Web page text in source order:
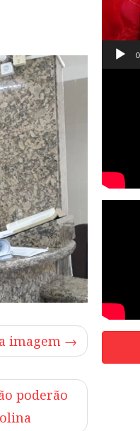
imagem →
poderão
vídeo